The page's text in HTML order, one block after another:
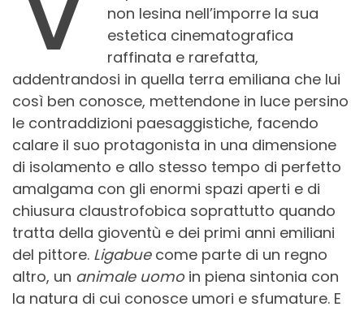
non lesina nell’imporre la sua
estetica cinematografica
raffinata e rarefatta,
addentrandosi in quella terra emiliana che lui
così ben conosce, mettendone in luce persino
le contraddizioni paesaggistiche, facendo
calare il suo protagonista in una dimensione
di isolamento e allo stesso tempo di perfetto
amalgama con gli enormi spazi aperti e di
chiusura claustrofobica soprattutto quando
tratta della gioventù e dei primi anni emiliani
del pittore. Ligabuecome parte di un regno
altro, un animale uomoin piena sintonia con
la natura di cui conosce umori e sfumature. E